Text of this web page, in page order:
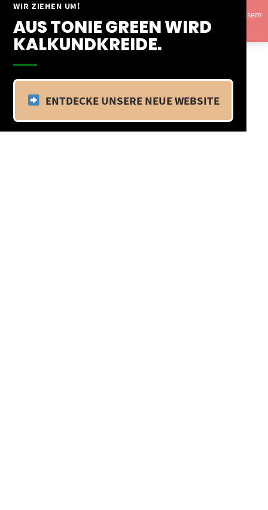
WIR ZIEHEN UM!
AUS TONIE GREEN WIRD
KALKUNDKREIDE.
ENTDECKE UNSERE NEUE WEBSITE
Springe
Inhalt
Vom 09.04.25 - 20.04.25 befinden wir uns im Betriebsurlaub. In diesem
Zeitraum findet kein Versand statt.Ausblenden